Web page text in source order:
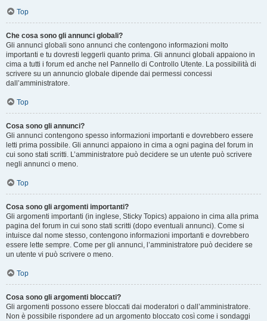
Top
Che cosa sono gli annunci globali?
Gli annunci globali sono annunci che contengono informazioni molto
importanti e tu dovresti leggerli quanto prima. Gli annunci globali appaiono in
cima a tutti i forum ed anche nel Pannello di Controllo Utente. La possibilità di
scrivere su un annuncio globale dipende dai permessi concessi
dall’amministratore.
Top
Cosa sono gli annunci?
Gli annunci contengono spesso informazioni importanti e dovrebbero essere
letti prima possibile. Gli annunci appaiono in cima a ogni pagina del forum in
cui sono stati scritti. L’amministratore può decidere se un utente può scrivere
negli annunci o meno.
Top
Cosa sono gli argomenti importanti?
Gli argomenti importanti (in inglese, Sticky Topics) appaiono in cima alla prima
pagina del forum in cui sono stati scritti (dopo eventuali annunci). Come si
intuisce dal nome stesso, contengono informazioni importanti e dovrebbero
essere lette sempre. Come per gli annunci, l’amministratore può decidere se
un utente vi può scrivere o meno.
Top
Cosa sono gli argomenti bloccati?
Gli argomenti possono essere bloccati dai moderatori o dall’amministratore.
Non è possibile rispondere ad un argomento bloccato così come i sondaggi